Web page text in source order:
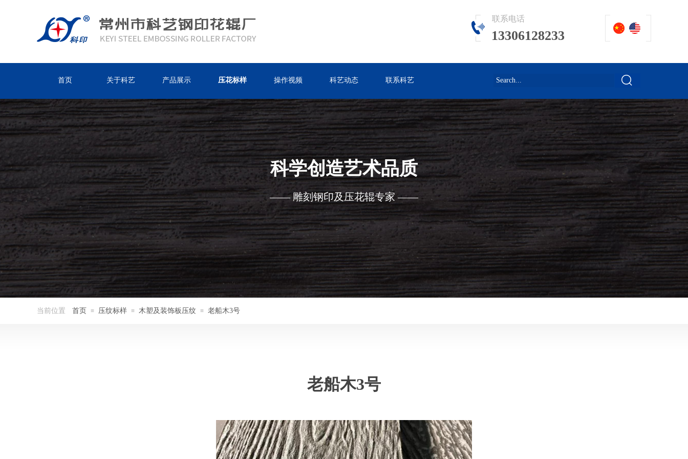
联系电话
13306128233
首页 关于科艺 产品展示 压花标样 操作视频 科艺动态 联系科艺
科学创造艺术品质
—— 雕刻钢印及压花辊专家 ——
当前位置 首页 ≡ 压纹标样 ≡ 木塑及装饰板压纹 ≡ 老船木3号
老船木3号